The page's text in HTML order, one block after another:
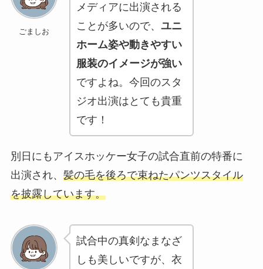
ごましお
メディアに出演される
ことが多いので、 ユニ
ホーム姿や動きやすい
服装のイメージが強い
ですよね。今回のスタ
ジオ出演はとても貴重
です！
別日にもアイスホッケー女子の試合直前の特番に
出演され、 髪の毛を後ろで束ねたパンツスタイル
を披露しています。
試合中の真剣なまなざ
しも美しいですが、衣